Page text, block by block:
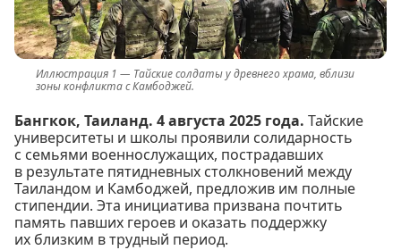
Тайские солдаты у древнего храма, вблизи
зоны конфликта с Камбоджей.
Бангкок, Таиланд. 4 августа 2025 года. Тайские
университеты и школы проявили солидарность
с семьями военнослужащих, пострадавших
в результате пятидневных столкновений между
Таиландом и Камбоджей, предложив им полные
стипендии. Эта инициатива призвана почтить
память павших героев и оказать поддержку
их близким в трудный период.